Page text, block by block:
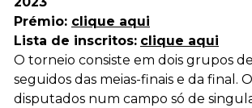
Prémio: clique aqui
Lista de inscritos: clique aqui
O torneio consiste em dois grupos
seguidos das meias-finais e da final.
disputados num campo só de